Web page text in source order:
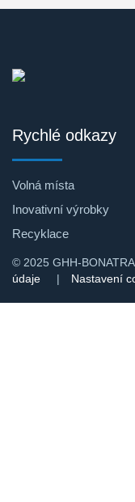
Tramvajové
Rychlé odkazy
Volná místa
Inovativní výrobky
Recyklace
© 2025 GHH-
údaje | Nastavení